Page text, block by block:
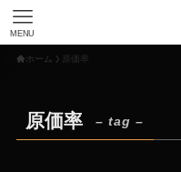
MENU
ホーム 原価率
原価率 – tag –